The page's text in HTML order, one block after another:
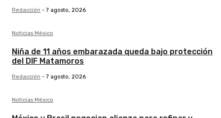
Redacción - 7 agosto, 2026
Noticias México
Niña de 11 años embarazada queda bajo protección
del DIF Matamoros
Redacción - 7 agosto, 2026
Noticias México